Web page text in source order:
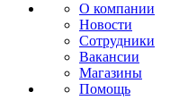
О компании
Новости
Сотрудники
Вакансии
Магазины
Помощь